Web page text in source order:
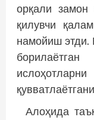
орқали
қилувчи
намойиш этди.
Алоҳида